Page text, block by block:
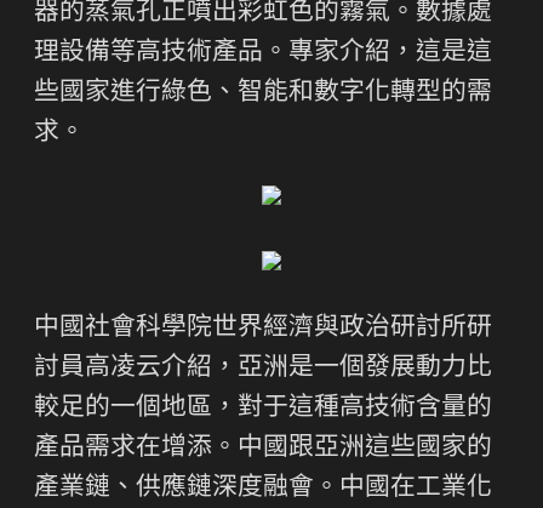
器的蒸氣孔正噴出彩虹色的霧氣。數據處
理設備等高技術產品。專家介紹，這是這
些國家進行綠色、智能和數字化轉型的需
求。
中國社會科學院世界經濟與政治研討所研
討員高凌云介紹，亞洲是一個發展動力比
較足的一個地區，對于這種高技術含量的
產品需求在增添。中國跟亞洲這些國家的
產業鏈、供應鏈深度融會。中國在工業化